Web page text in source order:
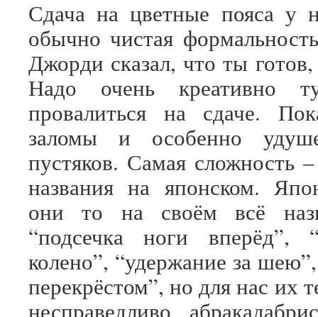
Сдача на цветные пояса у
обычно чистая
Джорди сказал, что ты
Надо очень креативно
провалиться на сдаче.
заломы и особенно
пустяков. Самая сложность
названия на японском.
они то на своём всё
“подсечка ноги вперёд”,
колено”, “удержание за
перекрёстом”, но для нас их
несправедливо